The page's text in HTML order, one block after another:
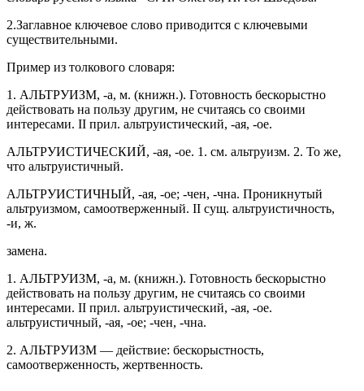
2.Заглавное ключевое слово приводится с ключевыми
существительными.
Пример из толкового словаря:
1. АЛЬТРУИЗМ, -а, м. (книжн.). Готовность бескорыстно
действовать на пользу другим, не считаясь со своими
интересами. II прил. альтруистический, -ая, -ое.
АЛЬТРУИСТИЧЕСКИЙ, -ая, -ое. 1. см. альтруизм. 2. То же,
что альтруистичный.
АЛЬТРУИСТИЧНЫЙ, -ая, -ое; -чен, -чна. Проникнутый
альтруизмом, самоотверженный. II сущ. альтруистичность,
-и, ж.
замена.
1. АЛЬТРУИЗМ, -а, м. (книжн.). Готовность бескорыстно
действовать на пользу другим, не считаясь со своими
интересами. II прил. альтруистический, -ая, -ое.
альтруистичный, -ая, -ое; -чен, -чна.
2. АЛЬТРУИЗМ — действие: бескорыстность,
самоотверженность, жертвенность.